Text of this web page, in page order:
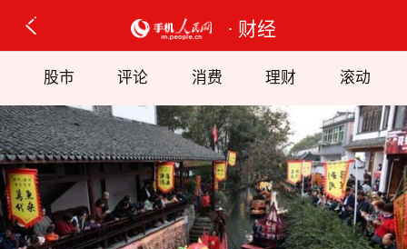
· 财经
股市 评论 消费 理财 滚动